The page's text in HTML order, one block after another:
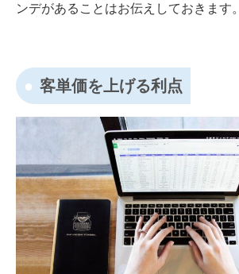
ンデがあることはお伝えしておきます。
客単価を上げる利点